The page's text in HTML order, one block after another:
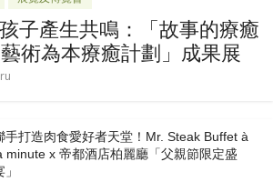
子產生共鳴：「故事的療癒
術為本療癒計劃」成果展
手打造肉食愛好者天堂！Mr. Steak Buffet à
minute x 帝都酒店柏麗廳「⽗親節限定盛